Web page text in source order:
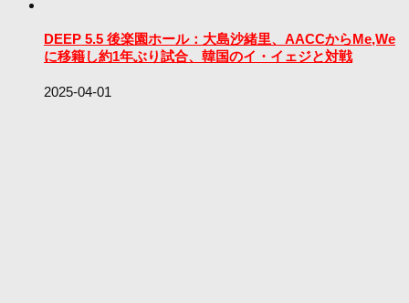
DEEP 5.5 後楽園ホール：大島沙緒里、AACCからMe,We
に移籍し約1年ぶり試合、韓国のイ・イェジと対戦
2025-04-01